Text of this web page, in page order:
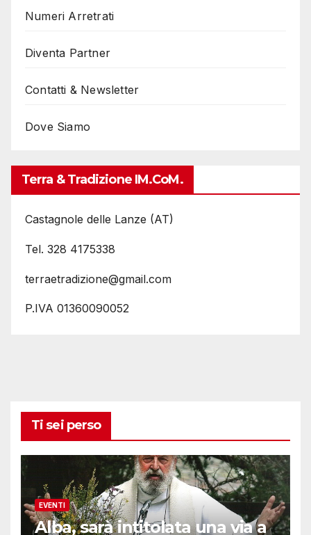
Numeri Arretrati
Diventa Partner
Contatti & Newsletter
Dove Siamo
Terra & Tradizione IM.coM.
Castagnole delle Lanze (AT)
Tel. 328 4175338
terraetradizione@gmail.com
P.IVA 01360090052
Ti sei perso
EVENTI
Alba, sarà intitolata una via a